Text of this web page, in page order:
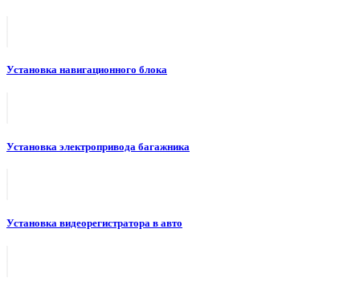
Установка навигационного блока
Установка электропривода багажника
Установка видеорегистратора в авто